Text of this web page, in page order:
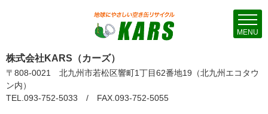
株式会社KARS（カーズ）
〒808-0021 北九州市若松区響町1丁目62番地19（北九州エコタウ
ン内）
TEL.093-752-5033 / FAX.093-752-5055
MENU